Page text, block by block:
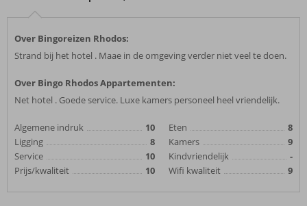
Over Bingoreizen Rhodos:
Strand bij het hotel . Maae in de omgeving verder niet veel te doen.
Over Bingo Rhodos Appartementen:
Net hotel . Goede service. Luxe kamers personeel heel vriendelijk.
Algemene indruk
10
Ligging
8
Service
10
Prijs/kwaliteit
10
Eten
8
Kamers
9
Kindvriendelijk
-
Wifi kwaliteit
9